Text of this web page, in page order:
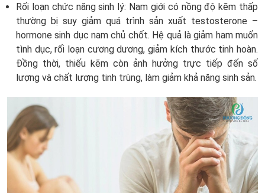
Rối loạn chức năng sinh lý: Nam giới có nồng độ kẽm thấp
thường bị suy giảm quá trình sản xuất testosterone –
hormone sinh dục nam chủ chốt. Hệ quả là giảm ham muốn
tình dục, rối loạn cương dương, giảm kích thước tinh hoàn.
Đồng thời, thiếu kẽm còn ảnh hưởng trực tiếp đến số
lượng và chất lượng tinh trùng, làm giảm khả năng sinh sản.